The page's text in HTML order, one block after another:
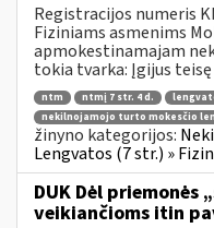
Registracijos numeris
Fiziniams asmenims
apmokestinamajam
tokia tvarka: Įgijus
ntm ntmį 7 str. 4 d.
nekilnojamojo turto mokesčio
žinyno kategorijos:
Lengvatos (7 str.) »
DUK Dėl priemonės
veikiančioms itin